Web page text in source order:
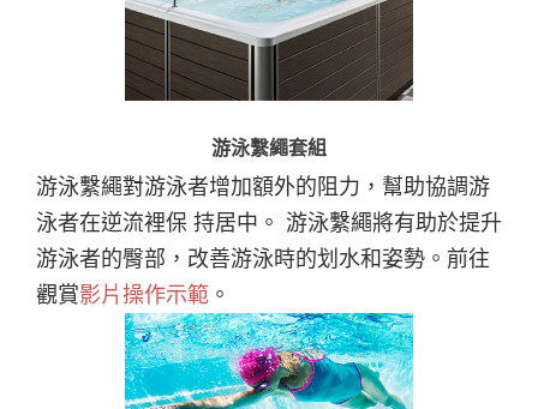
游泳繫繩套組
游泳繫繩對游泳者增加額外的阻力，幫助協調游
泳者在逆流裡保 持居中。 游泳繫繩將有助於提升
游泳者的臀部，改善游泳時的划水和姿勢。前往
觀賞影片操作示範 。